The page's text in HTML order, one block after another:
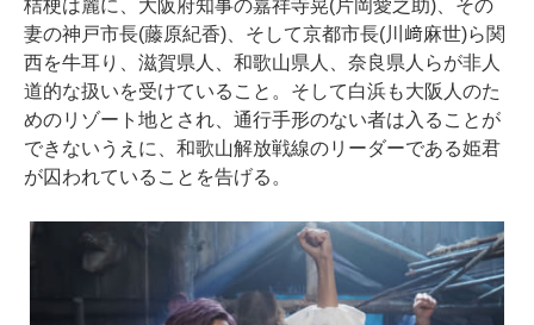
桔梗は麗に、大阪府知事の嘉祥寺晃(片岡愛之助)、その
妻の神戸市長(藤原紀香)、そして京都市長(川﨑麻世)ら関
西を牛耳り、滋賀県人、和歌山県人、奈良県人らが非人
道的な扱いを受けていること。そして白浜も大阪人のた
めのリゾート地とされ、通行手形のない者は入ることが
できないうえに、和歌山解放戦線のリーダーである姫君
が囚われていることを告げる。